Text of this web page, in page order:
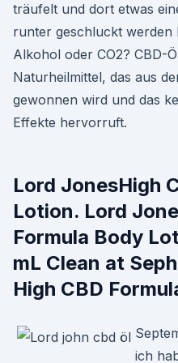
träufelt und dort etwas
runter geschluckt werden
Alkohol oder CO2? CBD-
Naturheilmittel, das aus
gewonnen wird und das
Effekte hervorruft.
Lord JonesHigh
Lotion. Lord
Formula Body
mL Clean at
High CBD
ich